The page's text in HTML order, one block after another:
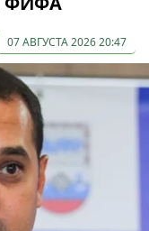
07 АВГУСТА 2026 20:47